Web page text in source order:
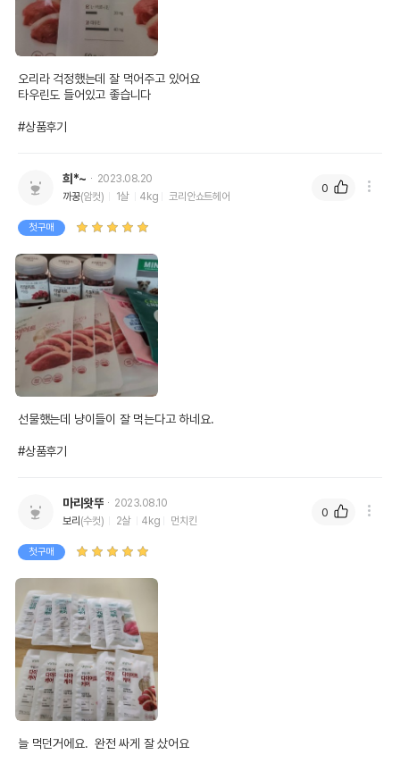
오리라 걱정했는데 잘 먹어주고 있어요
타우린도 들어있고 좋습니다
#상품후기
희*~
2023.08.20
까꿍(암컷) 1살 4kg 코리안쇼트헤어
첫구매
선물했는데 냥이들이 잘 먹는다고 하네요.
#상품후기
0
마리왓뚜
2023.08.10
보리 (수컷) 2살 4kg 먼치킨
첫구매
늘 먹던거에요.  완전 싸게 잘 샀어요
0